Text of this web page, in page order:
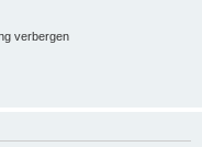
verbergen